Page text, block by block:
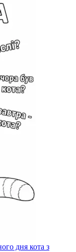
дня кота з